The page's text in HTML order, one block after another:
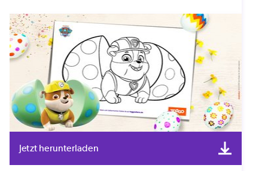
Jetzt herunterladen